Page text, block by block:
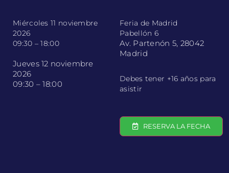
Miércoles 11 noviembre
2026
09:30 – 18:00
Jueves 12 noviembre
2026
09:30 – 18:00
Feria de Madrid
Pabellón 6
Av. Partenón 5, 28042
Madrid
Debes tener +16 años para
asistir
RESERVA LA FECHA